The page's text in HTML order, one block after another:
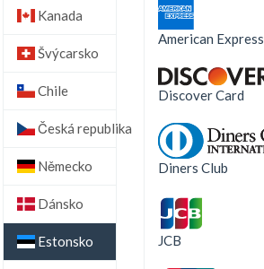
Kanada
Švýcarsko
Chile
Česká republika
Německo
Dánsko
Estonsko
American Express
Discover Card
Diners Club
JCB